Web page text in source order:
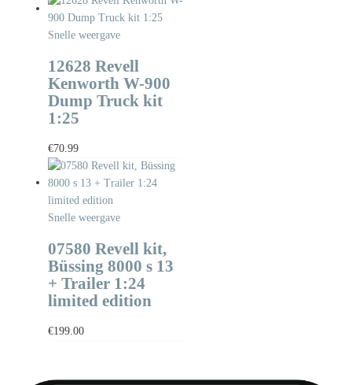
Snelle weergave
12628 Revell
Kenworth W-900
Dump Truck kit
1:25
€70.99
Snelle weergave
07580 Revell kit,
Büssing 8000 s 13
+ Trailer 1:24
limited edition
€199.00